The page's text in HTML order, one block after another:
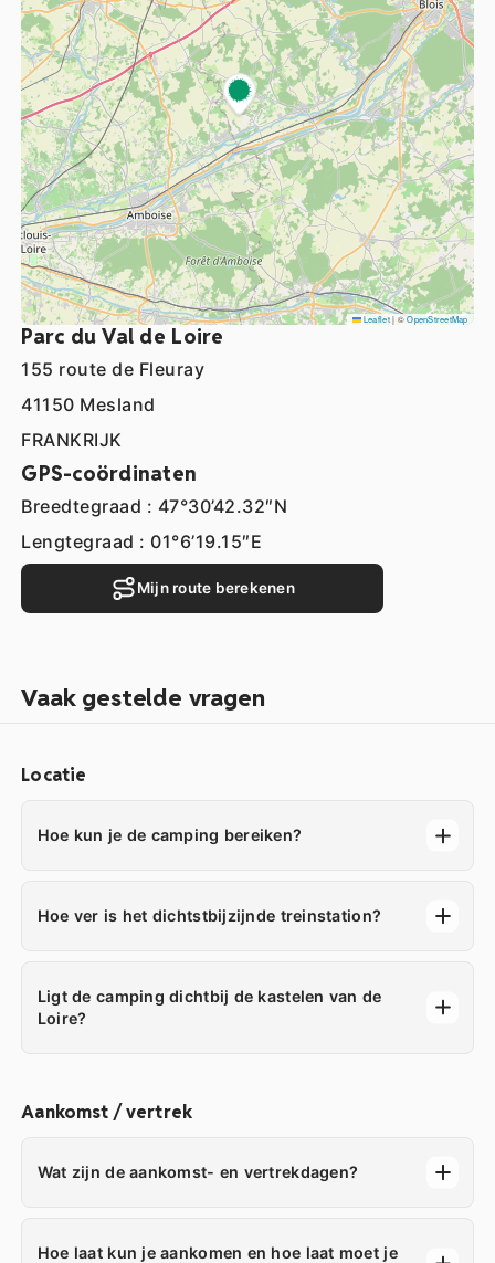
Leaflet | ©OpenStreetMap
Parc du Val de Loire
155 route de Fleuray
41150 Mesland
FRANKRIJK
GPS-coördinaten
Breedtegraad : 47°30’42.32″N
Lengtegraad : 01°6’19.15″E
Mijn route berekenen
Vaak gestelde vragen
Locatie
Hoe kun je de camping bereiken?
Hoe ver is het dichtstbijzijnde treinstation?
Ligt de camping dichtbij de kastelen van de
Loire?
Aankomst / vertrek
Wat zijn de aankomst- en vertrekdagen?
Hoe laat kun je aankomen en hoe laat moet je